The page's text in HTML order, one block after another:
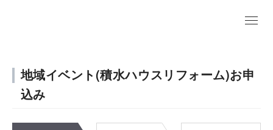
地域イベント(積水ハウスリフォーム)お申
込み